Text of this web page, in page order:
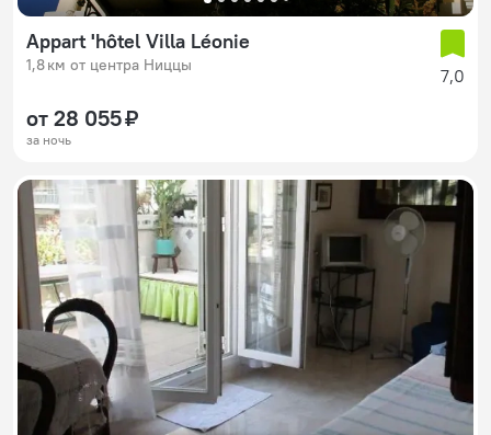
Appart 'hôtel Villa Léonie
1,8 км от центра Ниццы 7,0
от 28 055 ₽
за ночь